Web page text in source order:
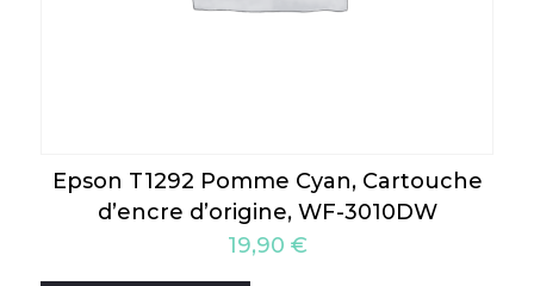
Epson T1292 Pomme Cyan, Cartouche
d’encre d’origine, WF-3010DW
19,90 €